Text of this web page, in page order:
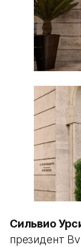
Сильвио
президент